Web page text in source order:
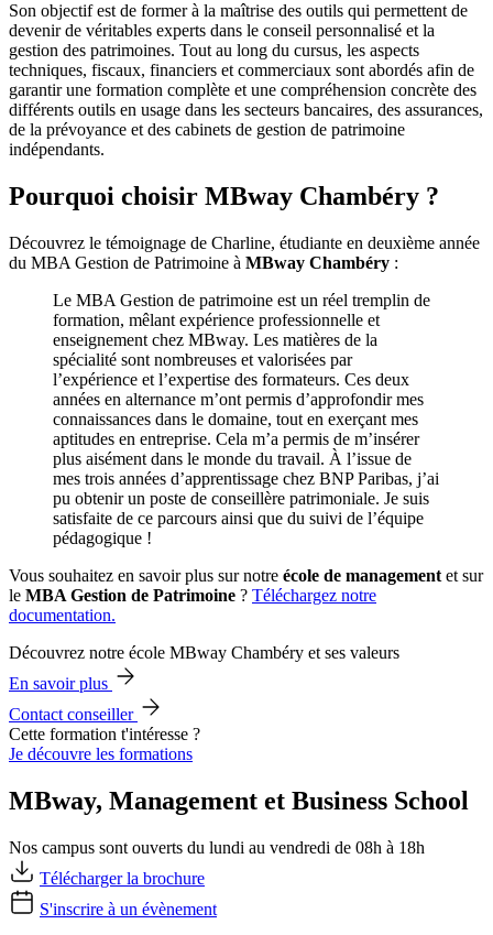
Son objectif est de former à la maîtrise des outils qui permettent de
devenir de véritables experts dans le conseil personnalisé et la
gestion des patrimoines. Tout au long du cursus, les aspects
techniques, fiscaux, financiers et commerciaux sont abordés afin de
garantir une formation complète et une compréhension concrète des
différents outils en usage dans les secteurs bancaires, des assurances,
de la prévoyance et des cabinets de gestion de patrimoine
indépendants.
Pourquoi choisir MBway Chambéry ?
Découvrez le témoignage de Charline, étudiante en deuxième année
du MBA Gestion de Patrimoine à MBway Chambéry :
Le MBA Gestion de patrimoine est un réel tremplin de
formation, mêlant expérience professionnelle et
enseignement chez MBway. Les matières de la
spécialité sont nombreuses et valorisées par
l’expérience et l’expertise des formateurs. Ces deux
années en alternance m’ont permis d’approfondir mes
connaissances dans le domaine, tout en exerçant mes
aptitudes en entreprise. Cela m’a permis de m’insérer
plus aisément dans le monde du travail. À l’issue de
mes trois années d’apprentissage chez BNP Paribas, j’ai
pu obtenir un poste de conseillère patrimoniale. Je suis
satisfaite de ce parcours ainsi que du suivi de l’équipe
pédagogique !
Vous souhaitez en savoir plus sur notre école de management et sur
le MBA Gestion de Patrimoine ? Téléchargez notre
documentation.
Découvrez notre école MBway Chambéry et ses valeurs
En savoir plus
Contact conseiller
Cette formation t'intéresse ?
Je découvre les formations
MBway, Management et Business School
Nos campus sont ouverts du lundi au vendredi de 08h à 18h
Télécharger la brochure
S'inscrire à un évènement